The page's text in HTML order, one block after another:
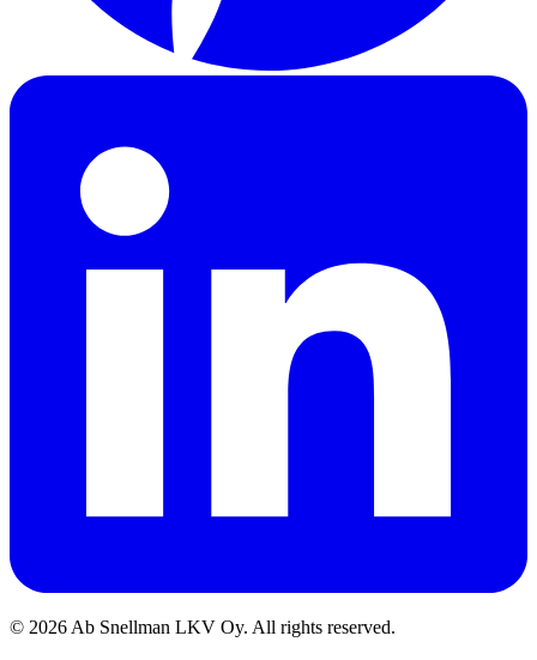
© 2026 Ab Snellman LKV Oy. All rights reserved.